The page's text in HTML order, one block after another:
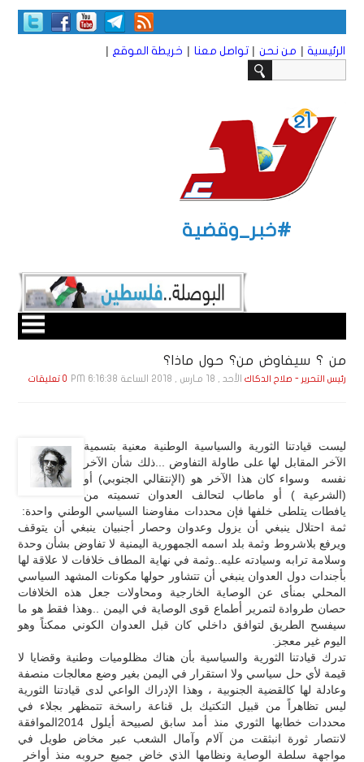
الرئيسية | من نحن | تواصل معنا | خريطة الموقع |
#خبر_وقضية
من ؟ سيفاوض من؟ حول ماذا؟
رئيس التحرير - صلاح الدكاك الأحد , 18 مـارس , 2018 الساعة 6:16:38 PM 0 تعليقات
ليست قيادتنا الثورية والسياسية الوطنية معنية بتسمية
الآخر المقابل لها على طاولة التفاوض ...ذلك شأن الآخر
نفسه وسواء كان هذا الآخر هو (الإنتقالي الجنوبي) أو
(الشرعية ) أو ماطاب لتحالف العدوان تسميته من
يافطات يتلطى خلفها فإن محددات مفاوضنا السياسي الوطني واحدة:
ثمة احتلال ينبغي أن يزول وعدوان وحصار أجنبيان ينبغي أن يتوقف
ويرفع بلاشروط وثمة بلد اسمه الجمهورية اليمنية لا تفاوض بشأن وحدة
وسلامة ترابه وسيادته عليه..وثمة في نهاية المطاف خلافات لا علاقة لها
بأجندات دول العدوان ينبغي أن تتشاور حولها مكونات المشهد السياسي
المحلي بمنأى عن الوصاية الخارجية ومحاولات جعل هذه الخلافات
حصان طروادة لتمرير أطماع قوى الوصاية في اليمن ..وهذا فقط هو ما
سيفسح الطريق لتوافق داخلي كان قبل العدوان الكوني ممكناً وهو
اليوم غير معجز.
تدرك قيادتنا الثورية والسياسية بأن هناك مظلوميات وطنية وقضايا لا
قيمة لأي حل سياسي ولا استقرار في اليمن بغير وضع معالجات منصفة
وعادلة لها كالقضية الجنوبية ، وهذا الإدراك الواعي لدى قيادتنا الثورية
ليس تظاهراً من قبيل التكتيك بل قناعة راسخة تتمظهر بجلاء في
محددات خطابها الثوري منذ أمد سابق لصبيحة أيلول 2014الموافقة
لانتصار ثورة انبثقت من آلام وآمال الشعب عبر مخاض طويل في
مواجهة سلطة الوصاية ونظامها الذي خاض جميع حروبه منذ أواخر